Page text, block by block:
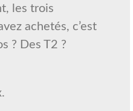
les trois
achetés, c’est
? Des T2 ?